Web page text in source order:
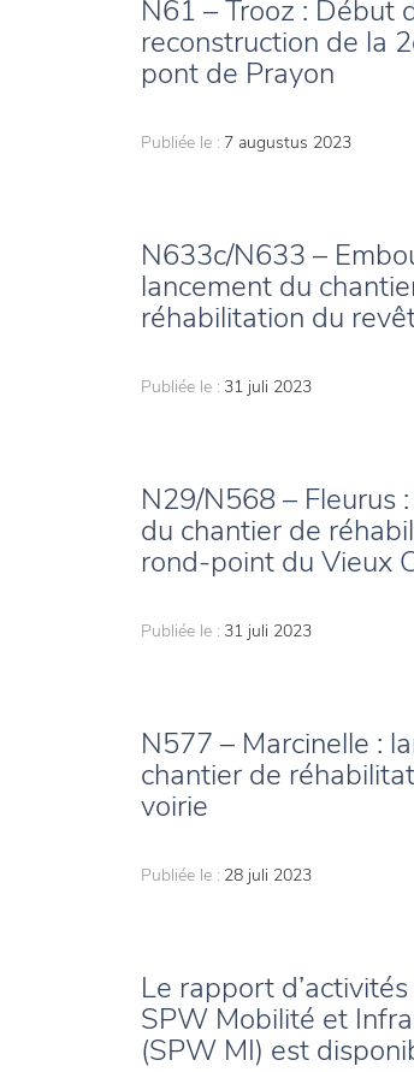
N61 – Trooz : Début
reconstruction de la
pont de Prayon
Publiée le : 7 augustus 2023
N633c/N633 –
lancement du
réhabilitation du
Publiée le : 31 juli 2023
N29/N568 – Fleurus
du chantier de
rond-point du Vieux
Publiée le : 31 juli 2023
N577 – Marcinelle :
chantier de
voirie
Publiée le : 28 juli 2023
Le rapport
SPW Mobilité et
(SPW MI) est